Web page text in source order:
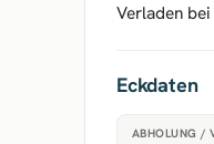
Verladen
Eckdaten
ABHOLUNG /